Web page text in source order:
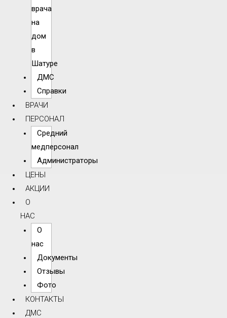
врача
на
дом
в
Шатуре
ДМС
Справки
ВРАЧИ
ПЕРСОНАЛ
Средний
медперсонал
Администраторы
ЦЕНЫ
АКЦИИ
О
НАС
О
нас
Документы
Отзывы
Фото
КОНТАКТЫ
ДМС